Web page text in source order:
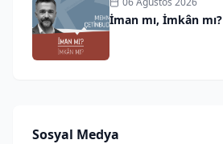
İman mı, İmkân mı?
Sosyal Medya